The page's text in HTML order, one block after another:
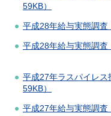
59KB）
平成28年給与実態調査
平成28年給与実態調査
平成27年ラスパイレス
59KB）
平成27年給与実態調査